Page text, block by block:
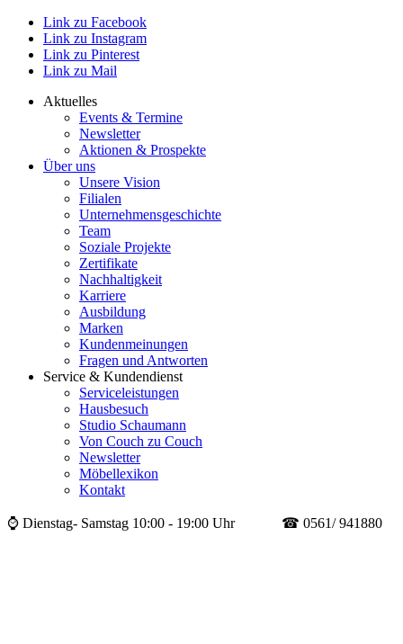
Link zu Facebook
Link zu Instagram
Link zu Pinterest
Link zu Mail
Aktuelles
Events & Termine
Newsletter
Aktionen & Prospekte
Über uns
Unsere Vision
Filialen
Unternehmensgeschichte
Team
Soziale Projekte
Zertifikate
Nachhaltigkeit
Karriere
Ausbildung
Marken
Kundenmeinungen
Fragen und Antworten
Service & Kundendienst
Serviceleistungen
Hausbesuch
Studio Schaumann
Von Couch zu Couch
Newsletter
Möbellexikon
Kontakt
⌚ Dienstag- Samstag 10:00 - 19:00 Uhr ☎ 0561/ 941880